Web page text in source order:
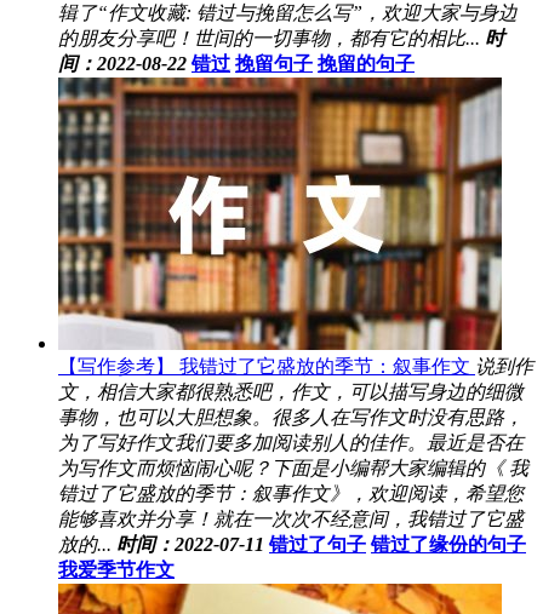
辑了“作文收藏: 错过与挽留怎么写”，欢迎大家与身边
的朋友分享吧！世间的一切事物，都有它的相比... 时
间：2022-08-22 错过 挽留句子 挽留的句子
【写作参考】 我错过了它盛放的季节：叙事作文 说到作
文，相信大家都很熟悉吧，作文，可以描写身边的细微
事物，也可以大胆想象。很多人在写作文时没有思路，
为了写好作文我们要多加阅读别人的佳作。最近是否在
为写作文而烦恼闹心呢？下面是小编帮大家编辑的《 我
错过了它盛放的季节：叙事作文》，欢迎阅读，希望您
能够喜欢并分享！就在一次次不经意间，我错过了它盛
放的... 时间：2022-07-11 错过了句子 错过了缘份的句子
我爱季节作文